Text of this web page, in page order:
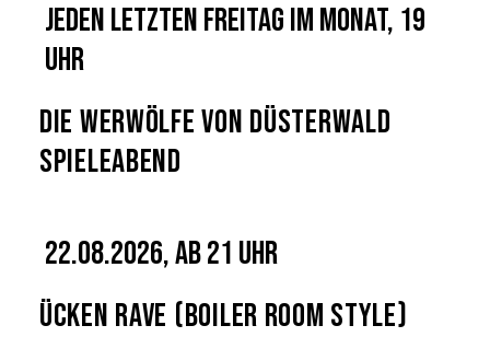
Jeden letzten Freitag im Monat, 19
Uhr
Die Werwölfe von Düsterwald
Spieleabend
22.08.2026, ab 21 Uhr
Ücken Rave (Boiler Room Style)